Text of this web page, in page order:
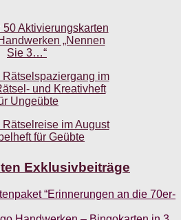
Exklusivbeiträge
“Erinnerungen an die 70er-